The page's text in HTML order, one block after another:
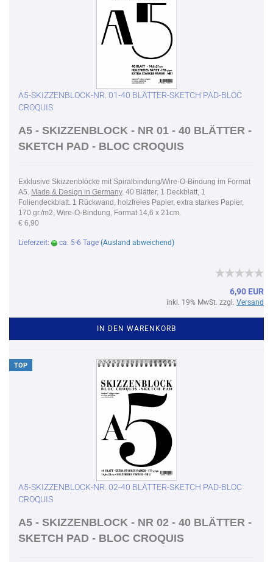
A5-SKIZZENBLOCK-NR. 01-40 BLÄTTER-SKETCH PAD-BLOC
CROQUIS
A5 - SKIZZENBLOCK - NR 01 - 40 BLÄTTER -
SKETCH PAD - BLOC CROQUIS
Exklusive Skizzenblöcke mit Spiralbindung/Wire-O-Bindung im Format
A5. Made & Design in Germany. 40 Blätter, 1 Deckblatt, 1
Foliendeckblatt. 1 Rückwand, holzfreies Papier, extra starkes Papier,
170 gr./m2, Wire-O-Bindung, Format 14,6 x 21cm.
€ 6,90
Lieferzeit: ca. 5-6 Tage (Ausland abweichend)
6,90 EUR
inkl. 19% MwSt. zzgl. Versand
IN DEN WARENKORB
TOP
A5-SKIZZENBLOCK-NR. 02-40 BLÄTTER-SKETCH PAD-BLOC
CROQUIS
A5 - SKIZZENBLOCK - NR 02 - 40 BLÄTTER -
SKETCH PAD - BLOC CROQUIS